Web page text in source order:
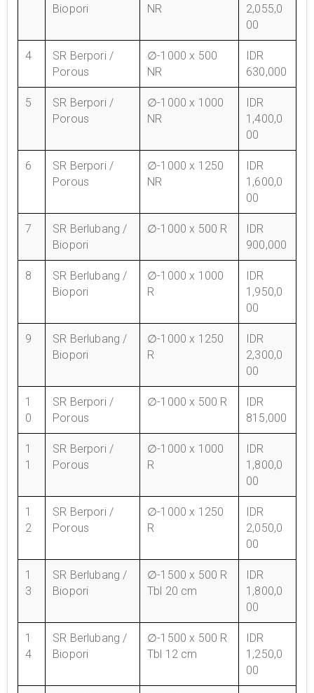
Biopori
NR
2,055,0
00
4
SR Berpori /
Porous
∅-1000 x 500
NR
IDR
630,000
5
SR Berpori /
Porous
∅-1000 x 1000
NR
IDR
1,400,0
00
6
SR Berpori /
Porous
∅-1000 x 1250
NR
IDR
1,600,0
00
7
SR Berlubang /
Biopori
∅-1000 x 500 R
IDR
900,000
8
SR Berlubang /
Biopori
∅-1000 x 1000
R
IDR
1,950,0
00
9
SR Berlubang /
Biopori
∅-1000 x 1250
R
IDR
2,300,0
00
1
0
SR Berpori /
Porous
∅-1000 x 500 R
IDR
815,000
1
1
SR Berpori /
Porous
∅-1000 x 1000
R
IDR
1,800,0
00
1
2
SR Berpori /
Porous
∅-1000 x 1250
R
IDR
2,050,0
00
1
3
SR Berlubang /
Biopori
∅-1500 x 500 R
Tbl 20 cm
IDR
1,800,0
00
1
4
SR Berlubang /
Biopori
∅-1500 x 500 R
Tbl 12 cm
IDR
1,250,0
00